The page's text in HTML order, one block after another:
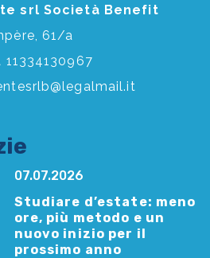
srl Società Benefit
61/a
11334130967
07.07.2026
Studiare d’estate: meno
ore, più metodo e un
nuovo inizio per il
prossimo anno